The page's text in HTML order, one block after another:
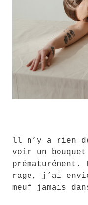
ll n’y a rien
voir un
prématurément.
rage, j’ai
meuf jamais